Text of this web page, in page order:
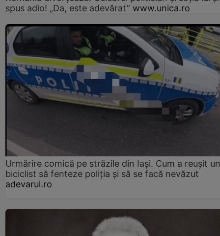
spus adio! „Da, este adevărat” www.unica.ro
Urmărire comică pe străzile din Iași. Cum a reușit un
biciclist să fenteze poliția și să se facă nevăzut
adevarul.ro